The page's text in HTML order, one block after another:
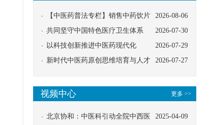
2026-08-06
【中医药普法专栏】销售中药饮片
应告知煎服方法及注意事项
2026-07-30
共同坚守中国特色医疗卫生体系
2026-07-29
以科技创新推进中医药现代化
2026-07-27
新时代中医药原创思维培育与人才
更多 >>
视频中心
2025-04-09
北京协和：中医科引动全院中西医